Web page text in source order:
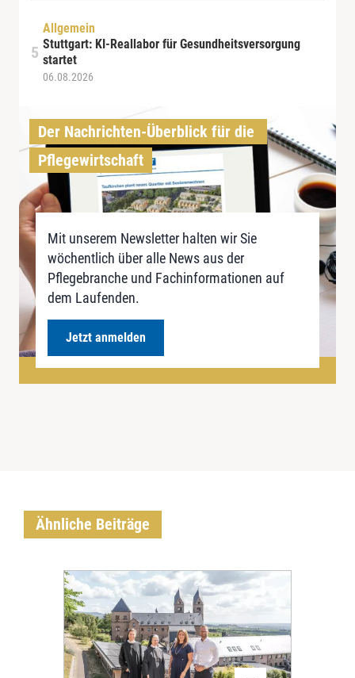
Allgemein
Stuttgart: KI-Reallabor für Gesundheitsversorgung
startet
06.08.2026
Der Nachrichten-Überblick für die
Pflegewirtschaft
Mit unserem Newsletter halten wir Sie
wöchentlich über alle News aus der
Pflegebranche und Fachinformationen auf
dem Laufenden.
Jetzt anmelden
Ähnliche Beiträge